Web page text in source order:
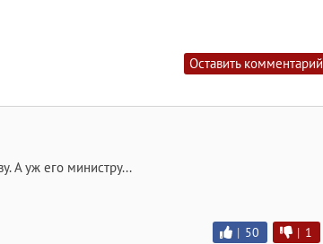
Оставить комментарий
А уж его министру...
| 50 | 1